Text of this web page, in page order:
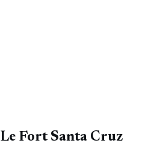
Le Fort Santa Cruz